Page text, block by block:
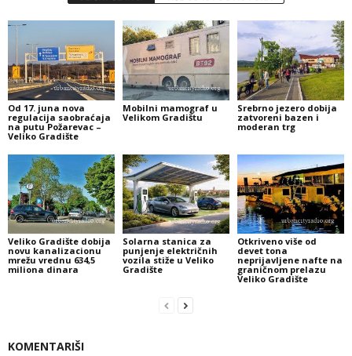
Od 17. juna nova
regulacija saobraćaja
na putu Požarevac –
Veliko Gradište
Mobilni mamograf u
Velikom Gradištu
Srebrno jezero dobija
zatvoreni bazen i
moderan trg
Veliko Gradište dobija
novu kanalizacionu
mrežu vrednu 634,5
miliona dinara
Solarna stanica za
punjenje električnih
vozila stiže u Veliko
Gradište
Otkriveno više od
devet tona
neprijavljene nafte na
graničnom prelazu
Veliko Gradište
KOMENTARIŠI